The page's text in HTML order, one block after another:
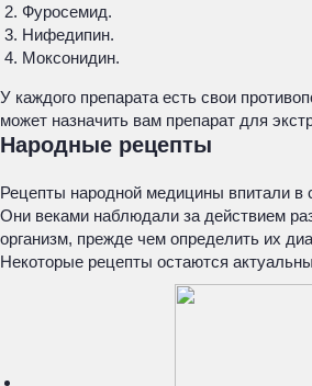
Фуросемид.
Нифедипин.
Моксонидин.
У каждого препарата есть свои
может назначить вам препарат для
Народные рецепты
Рецепты народной медицины впитали в
Они веками наблюдали за действием
организм, прежде чем определить их
Некоторые рецепты остаются